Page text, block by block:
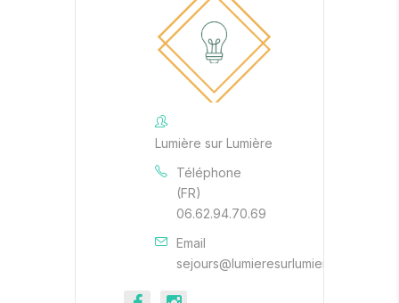
Lumière sur Lumière
Téléphone
(FR)
06.62.94.70.69
Email
sejours@lumieresurlumiere.be